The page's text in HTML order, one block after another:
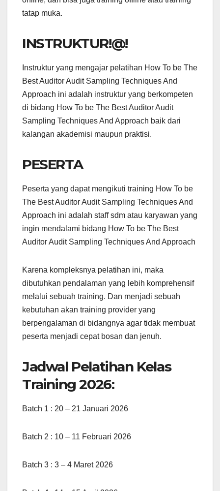
tatap muka.
INSTRUKTUR!@!
Instruktur yang mengajar pelatihan How To be The
Best Auditor Audit Sampling Techniques And
Approach ini adalah instruktur yang berkompeten
di bidang How To be The Best Auditor Audit
Sampling Techniques And Approach baik dari
kalangan akademisi maupun praktisi.
PESERTA
Peserta yang dapat mengikuti training How To be
The Best Auditor Audit Sampling Techniques And
Approach ini adalah staff sdm atau karyawan yang
ingin mendalami bidang How To be The Best
Auditor Audit Sampling Techniques And Approach
Karena kompleksnya pelatihan ini, maka
dibutuhkan pendalaman yang lebih komprehensif
melalui sebuah training. Dan menjadi sebuah
kebutuhan akan training provider yang
berpengalaman di bidangnya agar tidak membuat
peserta menjadi cepat bosan dan jenuh.
Jadwal Pelatihan Kelas
Training 2026:
Batch 1 : 20 – 21 Januari 2026
Batch 2 : 10 – 11 Februari 2026
Batch 3 : 3 – 4 Maret 2026